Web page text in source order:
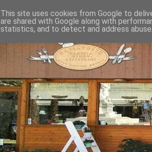
This site uses cookies from Google to
are shared with Google along with
statistics, and to detect and address abuse.